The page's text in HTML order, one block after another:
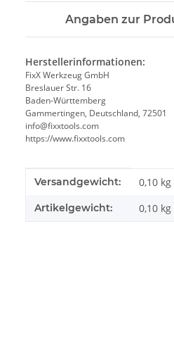
Angaben zur
Herstellerinformationen:
FixX Werkzeug GmbH
Breslauer Str. 16
Baden-Württemberg
Gammertingen, Deutschland, 72501
info@fixxtools.com
https://www.fixxtools.com
Produkteigenschaft
Wert
Versandgewicht: 0,10 kg
Artikelgewicht: 0,10 kg